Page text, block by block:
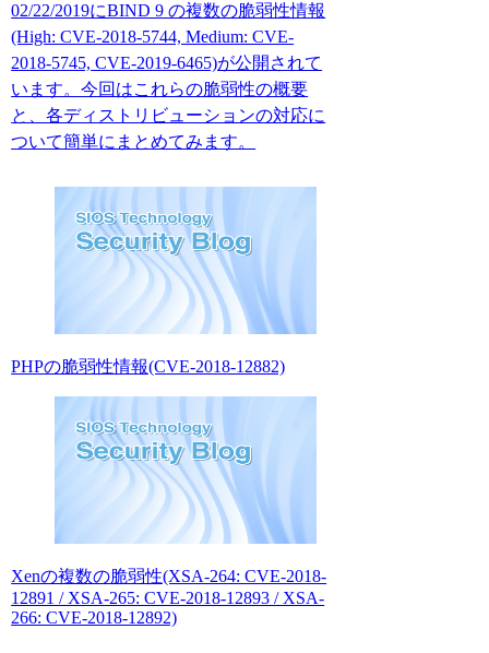
02/22/2019にBIND 9 の複数の脆弱性情報
(High: CVE-2018-5744, Medium: CVE-
2018-5745, CVE-2019-6465)が公開されて
います。今回はこれらの脆弱性の概要
と、各ディストリビューションの対応に
ついて簡単にまとめてみます。
PHPの脆弱性情報(CVE-2018-12882)
Xenの複数の脆弱性(XSA-264: CVE-2018-
12891 / XSA-265: CVE-2018-12893 / XSA-
266: CVE-2018-12892)